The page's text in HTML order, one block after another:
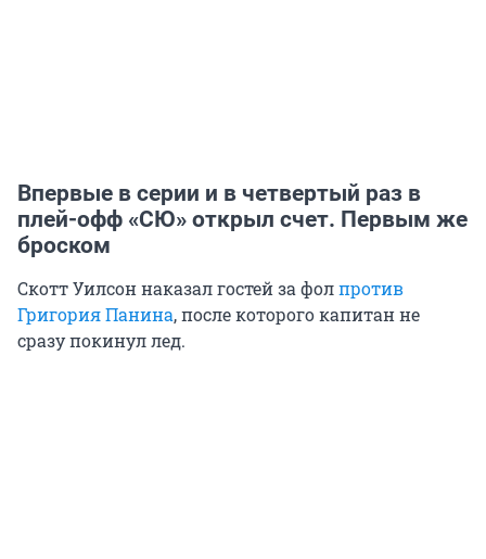
Впервые в серии и в четвертый раз в
плей-офф «СЮ» открыл счет. Первым же
броском
Скотт Уилсон наказал гостей за фолпротив
Григория Панина, после которого капитан не
сразу покинул лед.